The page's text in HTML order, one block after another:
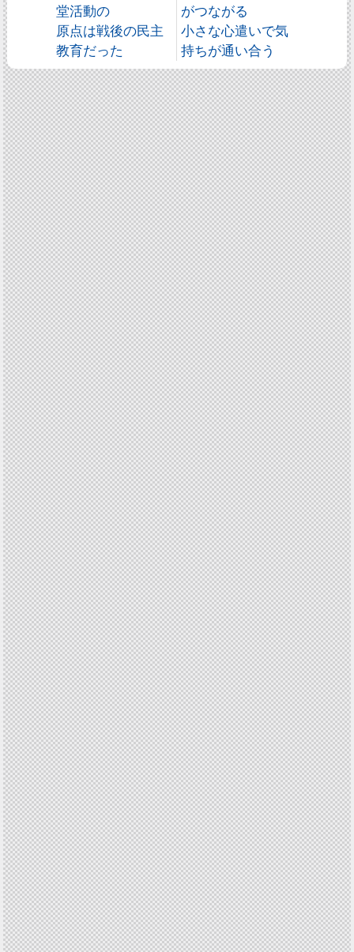
堂活動の
原点は戦後の民主
教育だった
がつながる
小さな心遣いで気
持ちが通い合う